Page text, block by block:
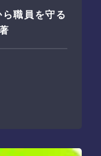
職員を守る